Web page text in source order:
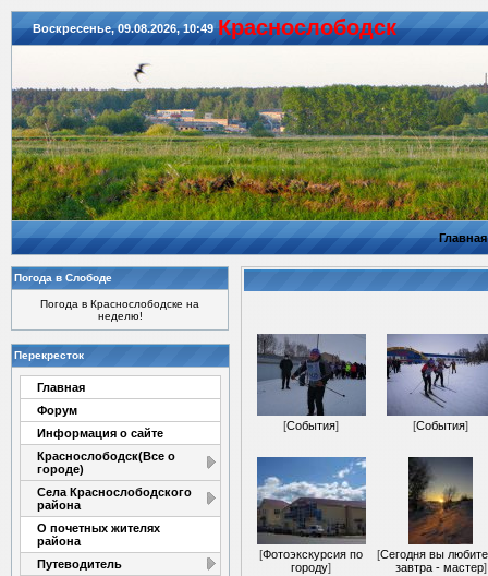
Воскресенье, 09.08.2026, 10:49 Красноcлободск
Главная
Погода в Слободе
Погода в Краснослободске на
неделю!
Перекресток
Главная
Форум
Информация о сайте
Краснослободск(Все о
городе)
Села Краснослободского
района
О почетных жителях
района
Путеводитель
[События] [События]
[Фотоэкскурсия по
городу]
[Сегодня вы
завтра - мастер]